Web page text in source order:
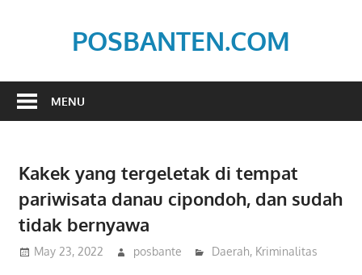
POSBANTEN.COM
Dan
MENU
Kakek yang tergeletak di tempat
pariwisata danau cipondoh, dan sudah
tidak bernyawa
May 23, 2022 posbante Daerah, Kriminalitas